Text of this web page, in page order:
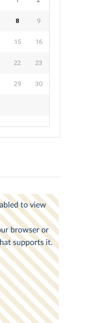
8 9
15 16
22 23
29 30